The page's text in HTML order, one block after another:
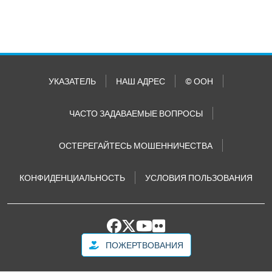
УКАЗАТЕЛЬ НАШ АДРЕС © ООН
ЧАСТО ЗАДАВАЕМЫЕ ВОПРОСЫ
ОСТЕРЕГАЙТЕСЬ МОШЕННИЧЕСТВА
КОНФИДЕНЦИАЛЬНОСТЬ УСЛОВИЯ ПОЛЬЗОВАНИЯ
ПОЖЕРТВОВАНИЯ